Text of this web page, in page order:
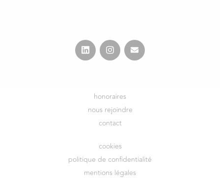
honoraires
nous rejoindre
contact
cookies
politique de confidentialité
mentions légales